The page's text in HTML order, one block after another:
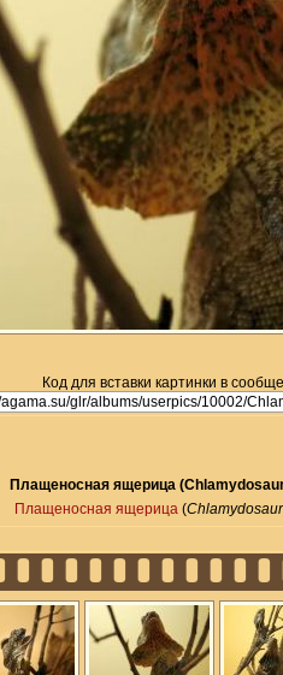
Код для вставки картинки в
Плащеносная ящерица
Плащеносная ящерица (